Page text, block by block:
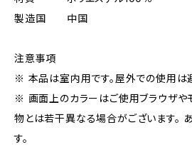
製造国 中国
注意事項
※ 本品は室内用です。屋外での使用は
※ 画面上のカラーはご使用ブラウザや
物とは若干異なる場合がございます。
す。